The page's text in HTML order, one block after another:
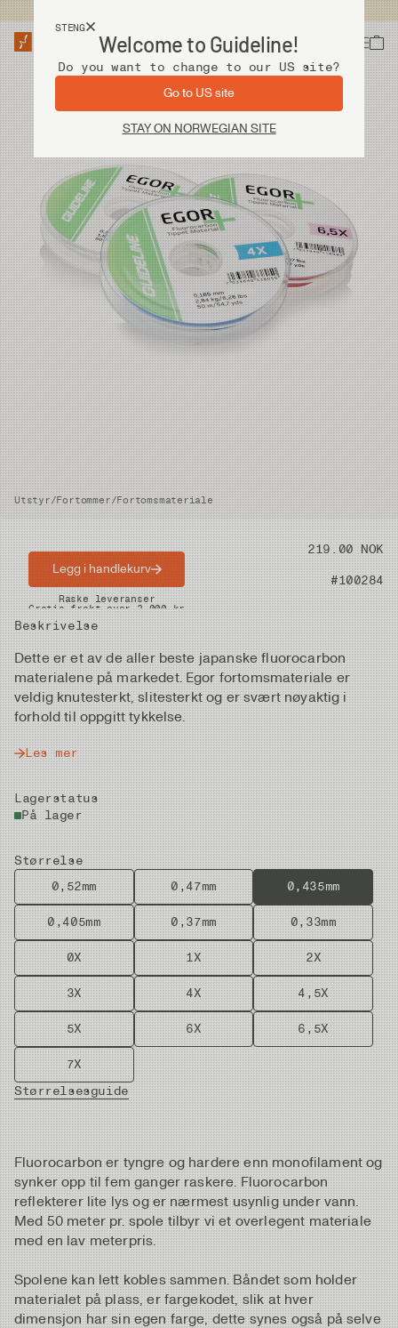
STENG
Welcome to Guideline!
Do you want to change to our US site?
Go to US site
STAY ON NORWEGIAN SITE
Utstyr/Fortommer/Fortomsmateriale
Pris 219.00 NOK
Artikkelnummer #100284
Beskrivelse
Dette er et av de aller beste japanske fluorocarbon
materialene på markedet. Egor fortomsmateriale er
veldig knutesterkt, slitesterkt og er svært nøyaktig i
forhold til oppgitt tykkelse.
Les mer
Lagerstatus
På lager
Størrelse
0,52mm
0,47mm 0,435mm
0,405mm 0,37mm 0,33mm
0X 1X 2X
3X 4X 4,5X
5X 6X 6,5X
7X
Størrelsesguide
Legg i handlekurv
Raske leveranser
Gratis frakt over 2.000 kr
Fluorocarbon er tyngre og hardere enn monofilament og
synker opp til fem ganger raskere. Fluorocarbon
reflekterer lite lys og er nærmest usynlig under vann.
Med 50 meter pr. spole tilbyr vi et overlegent materiale
med en lav meterpris.
Spolene kan lett kobles sammen. Båndet som holder
materialet på plass, er fargekodet, slik at hver
dimensjon har sin egen farge, dette synes også på selve